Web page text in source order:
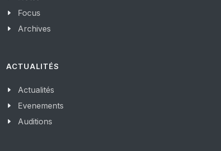
Focus
Archives
ACTUALITÉS
Actualités
Evenements
Auditions